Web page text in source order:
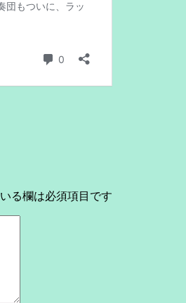
る欄は必須項目です